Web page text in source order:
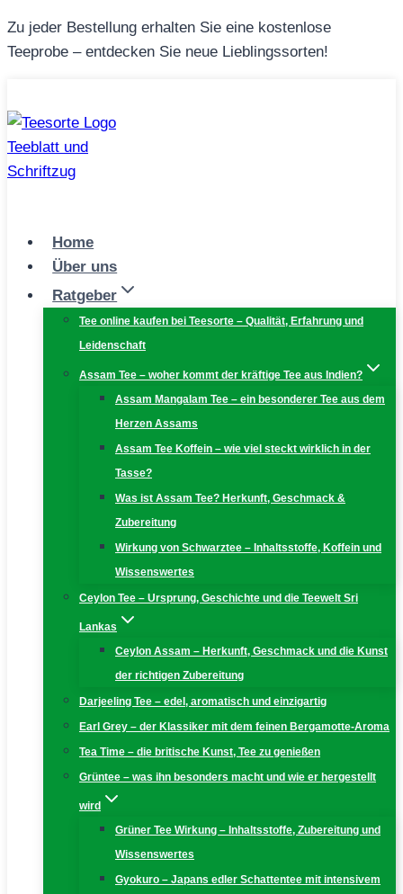
Zum
Inhalt
Zu jeder Bestellung erhalten Sie eine kostenlose
Teeprobe – entdecken Sie neue Lieblingssorten!
Home
Über uns
Ratgeber
Tee online kaufen bei Teesorte – Qualität, Erfahrung und
Leidenschaft
Assam Tee – woher kommt der kräftige Tee aus Indien?
Assam Mangalam Tee – ein besonderer Tee aus dem
Herzen Assams
Assam Tee Koffein – wie viel steckt wirklich in der
Tasse?
Was ist Assam Tee? Herkunft, Geschmack &
Zubereitung
Wirkung von Schwarztee – Inhaltsstoffe, Koffein und
Wissenswertes
Ceylon Tee – Ursprung, Geschichte und die Teewelt Sri
Lankas
Ceylon Assam – Herkunft, Geschmack und die Kunst
der richtigen Zubereitung
Darjeeling Tee – edel, aromatisch und einzigartig
Earl Grey – der Klassiker mit dem feinen Bergamotte-Aroma
Tea Time – die britische Kunst, Tee zu genießen
Grüntee – was ihn besonders macht und wie er hergestellt
wird
Grüner Tee Wirkung – Inhaltsstoffe, Zubereitung und
Wissenswertes
Gyokuro – Japans edler Schattentee mit intensivem